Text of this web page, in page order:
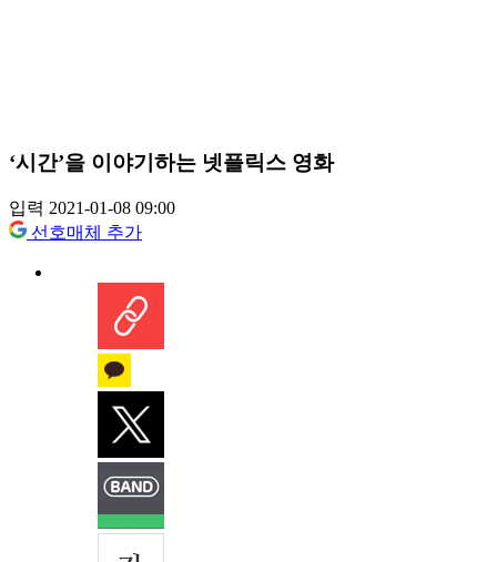
‘시간’을 이야기하는 넷플릭스 영화
입력 2021-01-08 09:00
선호매체 추가